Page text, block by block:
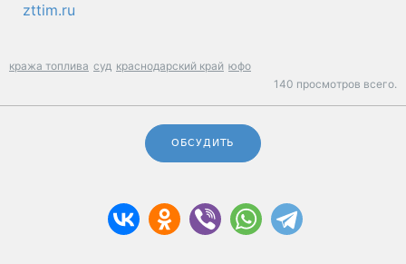
zttim.ru
кража топлива суд краснодарский край юфо
140 просмотров всего.
ОБСУДИТЬ